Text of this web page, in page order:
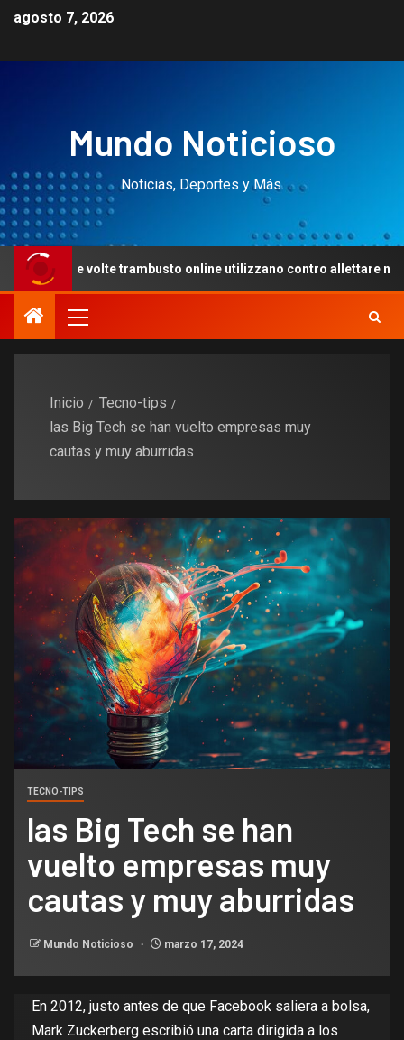
agosto 7, 2026
Mundo Noticioso
Noticias, Deportes y Más.
trambusto online utilizzano contro allettare nuovi giocatori
Inicio
Tecno-tips
las Big Tech se han vuelto empresas muy
cautas y muy aburridas
TECNO-TIPS
las Big Tech se han
vuelto empresas muy
cautas y muy aburridas
Mundo Noticioso marzo 17, 2024
En 2012, justo antes de que Facebook saliera a bolsa,
Mark Zuckerberg escribió una carta dirigida a los